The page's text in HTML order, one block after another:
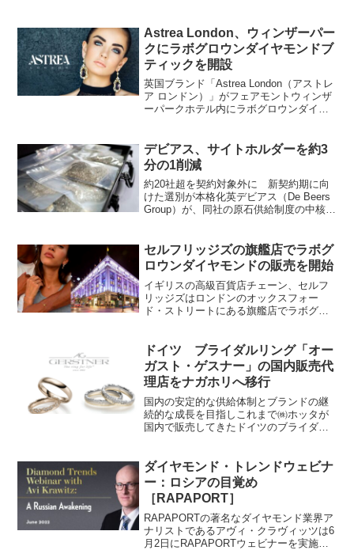
（灯台）」となる製品構想を明らかにし
た。デビアスのCEOで...
Astrea London、ウィンザーパー
クにラボグロウンダイヤモンドブ
ティックを開設
英国ブランド「Astrea London（アストレ
ア ロンドン）」がフェアモントウィンザ
ーパークホテル内にラボグロウンダイヤ
ン誌V-Magazineが報じたものだ。最...
デビアス、サイトホルダーを約3
分の1削減
約20社超を契約対象外に 新契約期に向
けた選別が本格化英デビアス（De Beers
Group）が、同社の原石供給制度の中核を
69社で構成されていた顧客リストのうち
20...
セルフリッジズの旗艦店でラボグ
ロウンダイヤモンドの販売を開始
イギリスの高級百貨店チェーン、セルフ
リッジズはロンドンのオックスフォー
ド・ストリートにある旗艦店でラボグロ
ド、ザ・ダイヤモンドラボは、セルフリ
ッジズの時計とジュエリーのセ...
ドイツ ブライダルリング「オー
ガスト・ゲスナー」の国内販売代
理店をナガホリへ移行
国内の安定的な供給体制とブランドの継
続的な成長を目指しこれまで㈱ホッタが
国内で販売してきたドイツのブライダル
日より㈱ナガホリが引き継ぐことを発表
した。ホッタは、同ブラン...
ダイヤモンド・トレンドウェビナ
ー：ロシアの目覚め
［RAPAPORT］
RAPAPORTの著名なダイヤモンド業界ア
ナリストであるアヴィ・クラヴィッツは6
月2日にRAPAPORTウェビナーを実施、